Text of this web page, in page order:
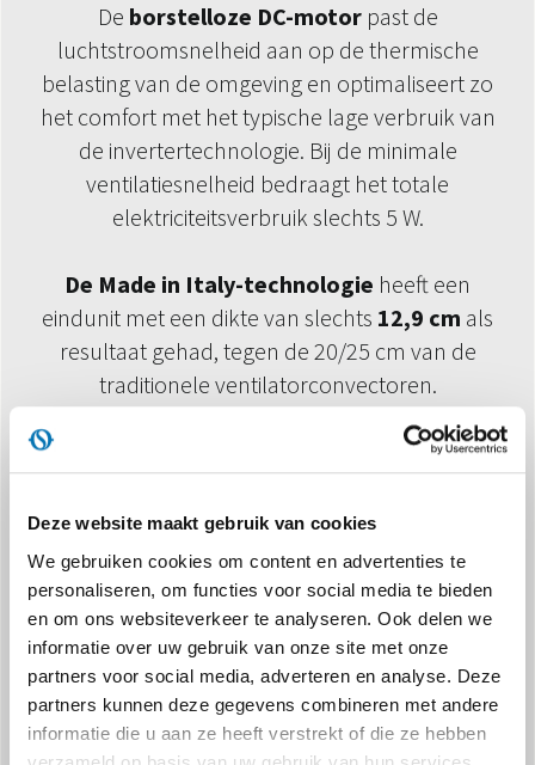
Deze website maakt gebruik van cookies
We gebruiken cookies om content en advertenties te
personaliseren, om functies voor social media te bieden
en om ons websiteverkeer te analyseren. Ook delen we
informatie over uw gebruik van onze site met onze
partners voor social media, adverteren en analyse. Deze
partners kunnen deze gegevens combineren met andere
informatie die u aan ze heeft verstrekt of die ze hebben
De borstelloze DC-motor past de
luchtstroomsnelheid aan op de thermische
belasting van de omgeving en optimaliseert zo
het comfort met het typische lage verbruik van
de invertertechnologie. Bij de minimale
ventilatiesnelheid bedraagt het totale
elektriciteitsverbruik slechts 5 W.
De Made in Italy-technologie heeft een
eindunit met een dikte van slechts 12,9 cm als
resultaat gehad, tegen de 20/25 cm van de
traditionele ventilatorconvectoren.
GEGEVENS EUROVENT